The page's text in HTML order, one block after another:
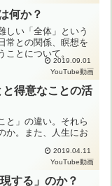
何か？
しい「全体」という
常との関係、瞑想を
とについて。
2019.09.01
YouTube動画
と得意なことの活
と」の違い。それら
か。また、人生にお
2019.04.11
YouTube動画
する」のか？